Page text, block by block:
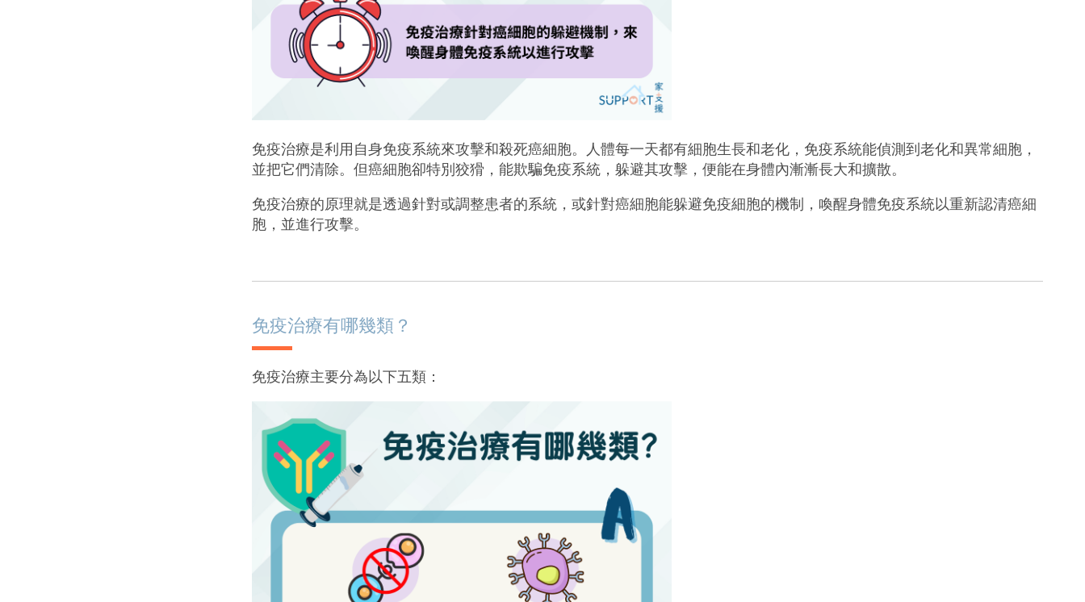
免疫治療是利用自身免疫系統來攻擊和殺死癌細胞。人體每一天都有細胞生長和老化，免疫系統能偵測到老化和異常細胞，
並把它們清除。但癌細胞卻特別狡猾，能欺騙免疫系統，躲避其攻擊，便能在身體內漸漸長大和擴散。
免疫治療的原理就是透過針對或調整患者的系統，或針對癌細胞能躲避免疫細胞的機制，喚醒身體免疫系統以重新認清癌細
胞，並進行攻擊。
免疫治療有哪幾類？
免疫治療主要分為以下五類：